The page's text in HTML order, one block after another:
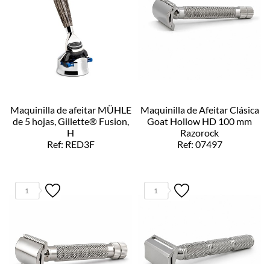
Maquinilla de afeitar MÜHLE
de 5 hojas, Gillette® Fusion,
H
Ref: RED3F
Maquinilla de Afeitar Clásica
Goat Hollow HD 100 mm
Razorock
Ref: 07497
1 1